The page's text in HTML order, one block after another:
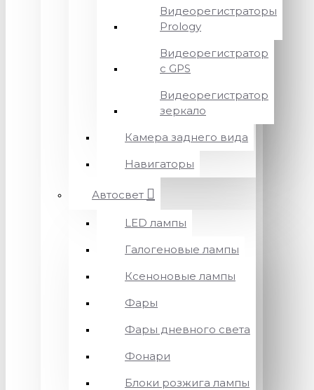
Видеорегистраторы
Prology
Видеорегистратор
с GPS
Видеорегистратор
зеркало
Камера заднего вида
Навигаторы
Автосвет
LED лампы
Галогеновые лампы
Ксеноновые лампы
Фары
Фары дневного света
Фонари
Блоки розжига лампы